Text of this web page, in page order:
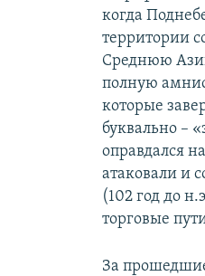
когда
территории
Среднюю
полную
которые
буквально –
оправдался
атаковали и
(102 год до
торговые
За